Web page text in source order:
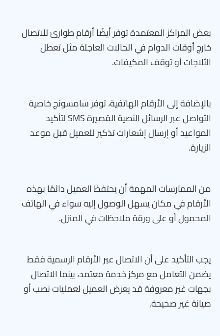
بعض المراكز المعتمدة توفر أيضًا أرقام طوارئ للاتصال
خارج أوقات الدوام في الحالات العاجلة مثل تعطل
الثلاجات أو توقف المكيفات.
بالإضافة إلى الأرقام الهاتفية، توفر سامسونج خاصية
التواصل عبر الرسائل النصية القصيرة SMS لتأكيد
المواعيد أو إرسال إشعارات تذكير للعميل قبل موعد
الزيارة.
من الممارسات المهمة أن يحتفظ العميل دائمًا بهذه
الأرقام في مكان يسهل الوصول إليه سواء في الهاتف
المحمول أو على ورقة ملاحظات في المنزل.
يجب التأكيد على أن الاتصال عبر الأرقام الرسمية فقط
يضمن التعامل مع مركز خدمة معتمد، بينما الاتصال
بجهات غير معروفة قد يعرض العميل لعمليات نصب أو
صيانة غير صحيحة.